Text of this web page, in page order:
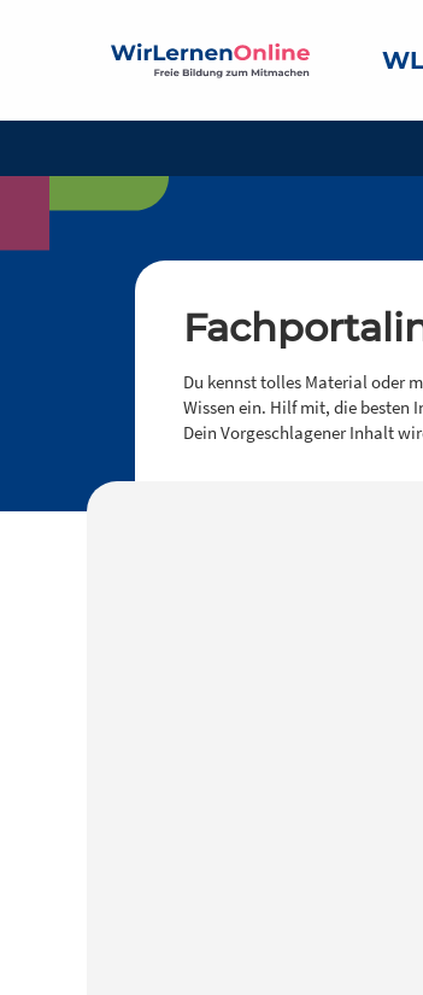
Du kennst tolles Material oder
Wissen ein. Hilf mit, die besten
Dein Vorgeschlagener Inhalt